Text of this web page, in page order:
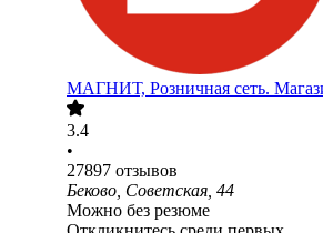
МАГНИТ, Розничная сеть.
3.4
•
27897 отзывов
Беково, Советская, 44
Можно без резюме